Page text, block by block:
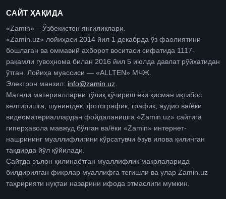
САЙТ ҲАҚИДА
«Zamin» – Ўзбекистон янгиликлари.
«Zamin.uz» лойиҳаси 2014 йил 1 декабрда ўз фаолиятини
бошлаган ва оммавий ахборот воситаси сифатида 1117-
рақамли гувоҳнома билан 2016 йил 5 июлда давлат рўйхатидан
ўтган. Лойиҳа муассиси — «ALLTEN» МЧЖ.
Электрон манзил: info@zamin.uz
Матнли материалларни тўлиқ кўчириш ёки қисман иқтибос
келтиришга, шунингдек, фотографик, график, аудио ва/ёки
видеоматериаллардан фойдаланишга «Zamin.uz» сайтига
гиперҳавола мавжуд бўлган ва/ёки «Zamin» интернет-
нашрининг муаллифлигини кўрсатувчи ёзув илова қилинган
тақдирда йўл қўйилади.
Сайтда эълон қилинаётган муаллифлик мақолаларида
билдирилган фикрлар муаллифга тегишли ва улар Zamin.uz
таҳририяти нуқтаи назарини ифода этмаслиги мумкин.